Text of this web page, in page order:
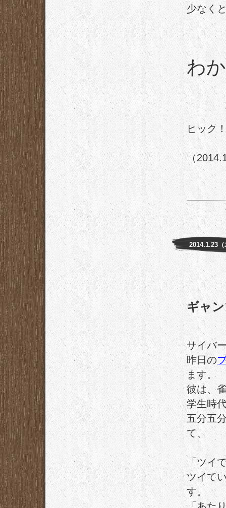
少なく
わ
ヒック
（
2014.1.23（
ギャ
サイバ
昨日の
ます。
彼は、
学生時
五分五
て、
「ツイ
ツイて
す。